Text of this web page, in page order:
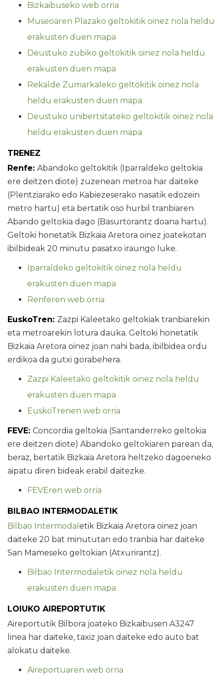
Bizkaibuseko web orria
Museoaren Plazako geltokitik oinez nola heldu
erakusten duen mapa
Deustuko zubiko geltokitik oinez nola heldu
erakusten duen mapa
Rekalde Zumarkaleko geltokitik oinez nola
heldu erakusten duen mapa
Deustuko unibertsitateko geltokitik oinez nola
heldu erakusten duen mapa
TRENEZ
Renfe: Abandoko geltokitik (Iparraldeko geltokia
ere deitzen diote) zuzenean metroa har daiteke
(Plentziarako edo Kabiezeserako nasatik edozein
metro hartu) eta bertatik oso hurbil tranbiaren
Abando geltokia dago (Basurtorantz doana hartu).
Geltoki honetatik Bizkaia Aretora oinez joatekotan
ibilbideak 20 minutu pasatxo iraungo luke.
Iparraldeko geltokitik oinez nola heldu
erakusten duen mapa
Renferen web orria
EuskoTren: Zazpi Kaleetako geltokiak tranbiarekin
eta metroarekin lotura dauka. Geltoki honetatik
Bizkaia Aretora oinez joan nahi bada, ibilbidea ordu
erdikoa da gutxi gorabehera.
Zazpi Kaleetako geltokitik oinez nola heldu
erakusten duen mapa
EuskoTrenen web orria
FEVE: Concordia geltokia (Santanderreko geltokia
ere deitzen diote) Abandoko geltokiaren parean da,
beraz, bertatik Bizkaia Aretora heltzeko dagoeneko
aipatu diren bideak erabil daitezke.
FEVEren web orria
BILBAO INTERMODALETIK
Bilbao Intermodal etik Bizkaia Aretora oinez joan
daiteke 20 bat minututan edo tranbia har daiteke
San Mameseko geltokian (Atxurirantz).
Bilbao Intermodaletik oinez nola heldu
erakusten duen mapa
LOIUKO AIREPORTUTIK
Aireportutik Bilbora joateko Bizkaibusen A3247
linea har daiteke, taxiz joan daiteke edo auto bat
alokatu daiteke.
Aireportuaren web orria